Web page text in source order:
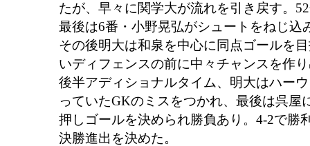
たが、早々に関学大が流れを引き戻す。
最後は6番・小野晃弘がシュートをねじ込
その後明大は和泉を中心に同点ゴールを
いディフェンスの前に中々チャンスを作
後半アディショナルタイム、明大はハー
っていたGKのミスをつかれ、最後は呉屋
押しゴールを決められ勝負あり。4-2で勝
決勝進出を決めた。